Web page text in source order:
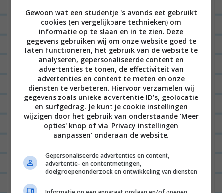
Al met al heb ik heel erg lekker gegeten. Het vulde
voldoende door de bonen en ik vond het tof dat
die een keer voor de vulling zorgden. De slappe
pasta’s in maaltijdsalades heb ik wel een keer
gezien en ik gruwel van die veel te gaar gekookte
krieltjes of andere aardappel-achtige soort op de
bodem van zo’n bak. Enige punt van kritiek: de
prijs van €5,39. Vind ik vrij veel geld, ook al is het
innovatief. Dat kan wel een euro’tje minder, Appie.
Maargoed, mocht je deze salade nog eens
tegenkomen in de bonus of hier gewoon
superveel trek in hebben en het de prijs waard
vinden, neem hem dan zeker eens mee, want ik
Gewoon wat een studentje 's avonds eet gebruikt
cookies (en vergelijkbare technieken) om
informatie op te slaan en in te zien. Deze
gegevens gebruiken wij om onze website goed te
laten functioneren, het gebruik van de website te
analyseren, gepersonaliseerde content en
advertenties te tonen, de effectiviteit van
advertenties en content te meten en onze
diensten te verbeteren. Hiervoor verzamelen wij
gegevens zoals unieke advertentie ID’s, geolocatie
en surfgedrag. Je kunt je cookie instellingen
wijzigen door het gebruik van onderstaande 'Meer
opties' knop of via 'Privacy instellingen
aanpassen' onderaan de website.
Gepersonaliseerde advertenties en content,
advertentie- en contentmetingen,
doelgroepenonderzoek en ontwikkeling van diensten